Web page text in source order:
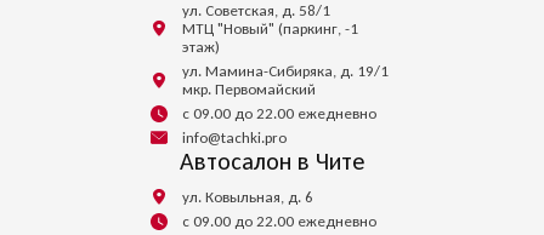
ул. Советская, д. 58/1
МТЦ "Новый" (паркинг, -1
этаж)
ул. Мамина-Сибиряка, д. 19/1
мкр. Первомайский
с 09.00 до 22.00 ежедневно
info@tachki.pro
Автосалон в Чите
ул. Ковыльная, д. 6
с 09.00 до 22.00 ежедневно